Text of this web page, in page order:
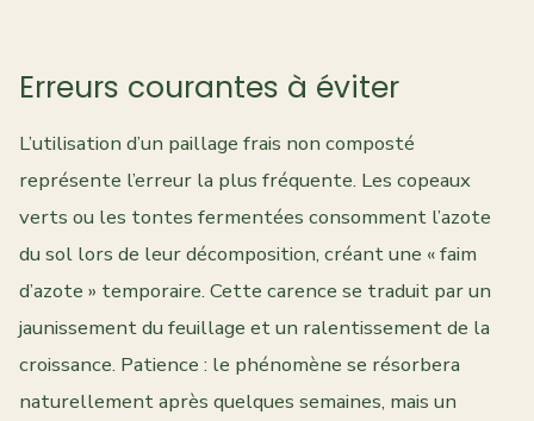
Erreurs courantes à éviter
L’utilisation d’un paillage frais non composté
représente l’erreur la plus fréquente. Les copeaux
verts ou les tontes fermentées consomment l’azote
du sol lors de leur décomposition, créant une « faim
d’azote » temporaire. Cette carence se traduit par un
jaunissement du feuillage et un ralentissement de la
croissance. Patience : le phénomène se résorbera
naturellement après quelques semaines, mais un